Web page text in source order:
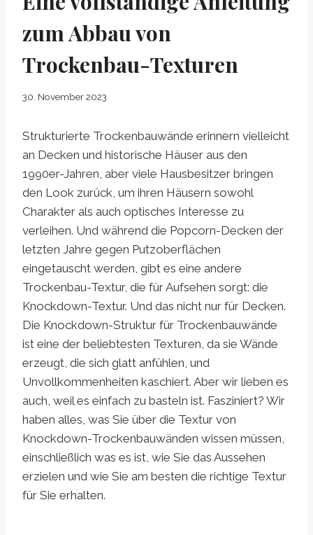
zum Abbau von
Trockenbau-Texturen
30. November 2023
Strukturierte Trockenbauwände erinnern vielleicht
an Decken und historische Häuser aus den
1990er-Jahren, aber viele Hausbesitzer bringen
den Look zurück, um ihren Häusern sowohl
Charakter als auch optisches Interesse zu
verleihen. Und während die Popcorn-Decken der
letzten Jahre gegen Putzoberflächen
eingetauscht werden, gibt es eine andere
Trockenbau-Textur, die für Aufsehen sorgt: die
Knockdown-Textur. Und das nicht nur für Decken.
Die Knockdown-Struktur für Trockenbauwände
ist eine der beliebtesten Texturen, da sie Wände
erzeugt, die sich glatt anfühlen, und
Unvollkommenheiten kaschiert. Aber wir lieben es
auch, weil es einfach zu basteln ist. Fasziniert? Wir
haben alles, was Sie über die Textur von
Knockdown-Trockenbauwänden wissen müssen,
einschließlich was es ist, wie Sie das Aussehen
erzielen und wie Sie am besten die richtige Textur
für Sie erhalten.